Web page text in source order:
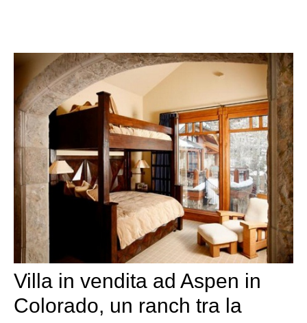
Villa in vendita ad Aspen in
Colorado, un ranch tra la